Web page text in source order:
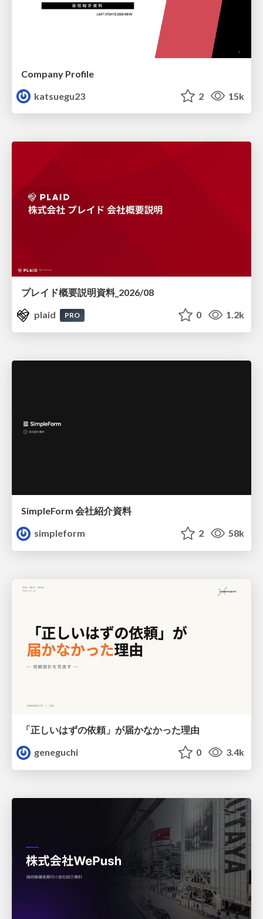
Company Profile
katsuegu23
2 15k
プレイド概要説明資料_2026/08
plaid
PRO 0 1.2k
SimpleForm 会社紹介資料
simpleform
2 58k
「正しいはずの依頼」が届かなかった理由
geneguchi
0 3.4k